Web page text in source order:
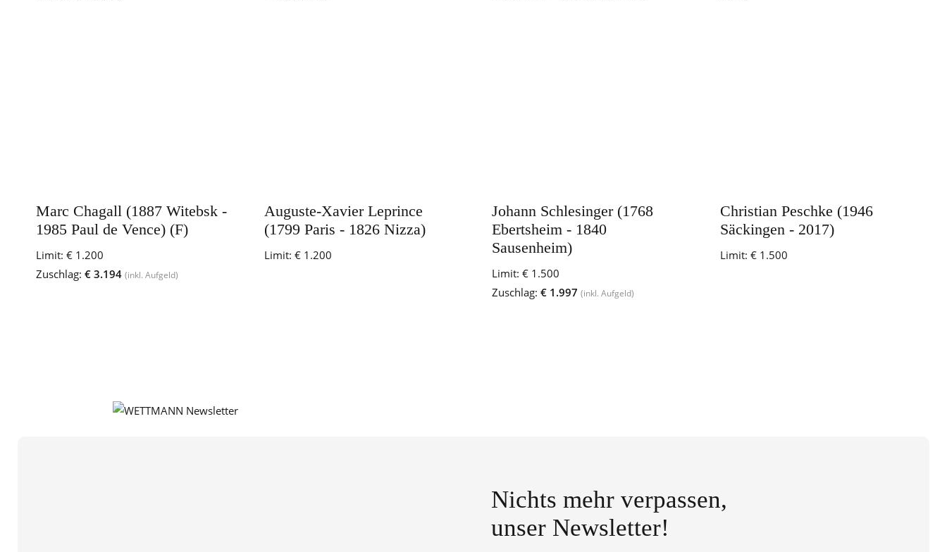
Marc Chagall (1887 Witebsk -
1985 Paul de Vence) (F)
Limit: € 1.200
Zuschlag: € 3.194 (inkl. Aufgeld)
Auguste-Xavier Leprince
(1799 Paris - 1826 Nizza)
Limit: € 1.200
Johann Schlesinger (1768
Ebertsheim - 1840
Sausenheim)
Limit: € 1.500
Zuschlag: € 1.997 (inkl. Aufgeld)
Christian Peschke (1946
Säckingen - 2017)
Limit: € 1.500
Nichts mehr verpassen,
unser Newsletter!